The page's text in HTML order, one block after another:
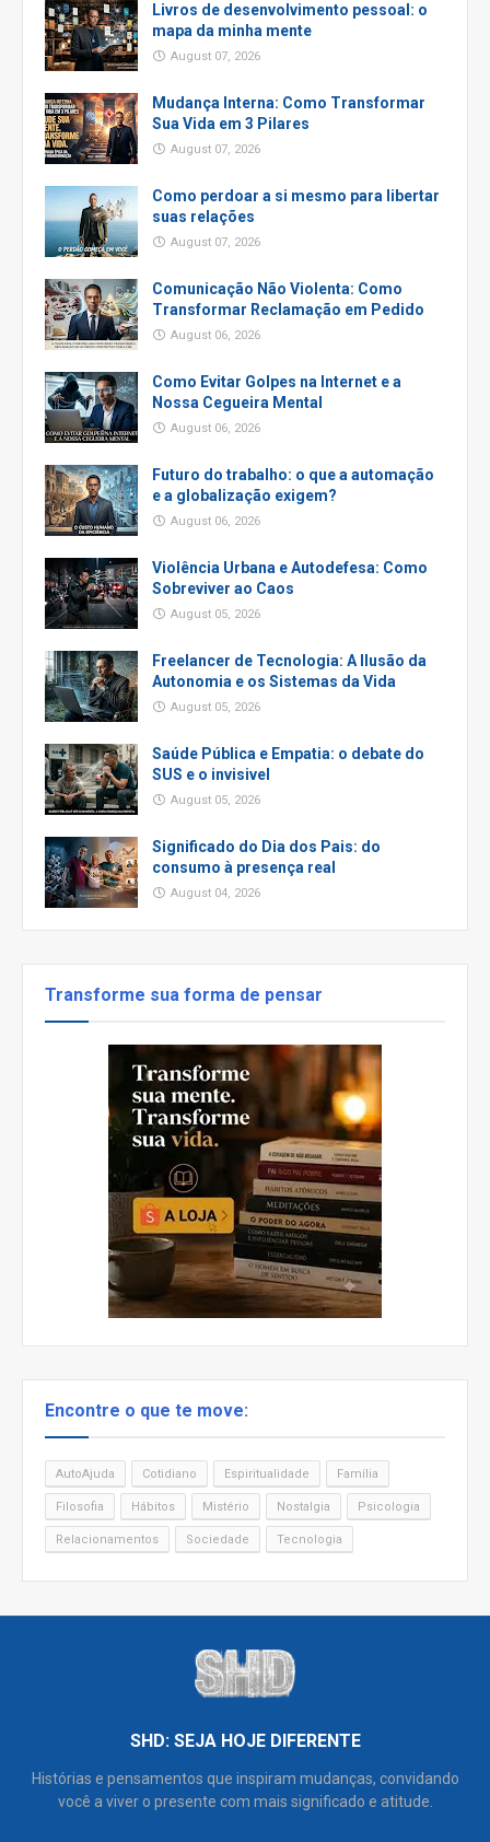
Livros de desenvolvimento pessoal: o
mapa da minha mente
August 07, 2026
Mudança Interna: Como Transformar
Sua Vida em 3 Pilares
August 07, 2026
Como perdoar a si mesmo para libertar
suas relações
August 07, 2026
Comunicação Não Violenta: Como
Transformar Reclamação em Pedido
August 06, 2026
Como Evitar Golpes na Internet e a
Nossa Cegueira Mental
August 06, 2026
Futuro do trabalho: o que a automação
e a globalização exigem?
August 06, 2026
Violência Urbana e Autodefesa: Como
Sobreviver ao Caos
August 05, 2026
Freelancer de Tecnologia: A Ilusão da
Autonomia e os Sistemas da Vida
August 05, 2026
Saúde Pública e Empatia: o debate do
SUS e o invisivel
August 05, 2026
Significado do Dia dos Pais: do
consumo à presença real
August 04, 2026
Transforme sua forma de pensar
Encontre o que te move:
AutoAjuda Cotidiano Espiritualidade Família
Filosofia Hábitos Mistério Nostalgia Psicologia
Relacionamentos Sociedade Tecnologia
SHD: SEJA HOJE DIFERENTE
Histórias e pensamentos que inspiram mudanças, convidando
você a viver o presente com mais significado e atitude.